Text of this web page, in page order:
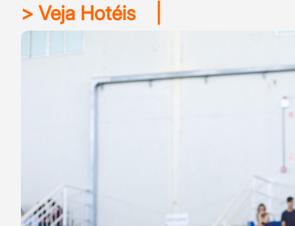
> Veja Hotéis